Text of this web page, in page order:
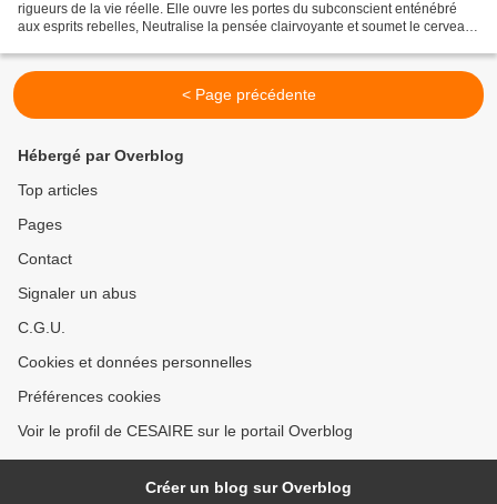
rigueurs de la vie réelle. Elle ouvre les portes du subconscient enténébré
aux esprits rebelles, Neutralise la pensée clairvoyante et soumet le cerveau
< Page précédente
Hébergé par Overblog
Top articles
Pages
Contact
Signaler un abus
C.G.U.
Cookies et données personnelles
Préférences cookies
Voir le profil de CESAIRE sur le portail Overblog
Créer un blog sur Overblog